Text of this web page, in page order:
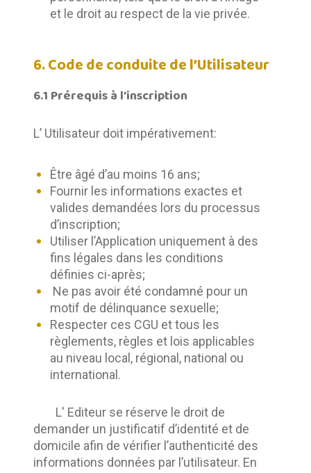
et le droit au respect de la vie privée.
6. Code de conduite de l’Utilisateur
6.1 Prérequis à l’inscription
L’ Utilisateur doit impérativement:
Être âgé d’au moins 16 ans;
Fournir les informations exactes et
valides demandées lors du processus
d’inscription;
Utiliser l’Application uniquement à des
fins légales dans les conditions
définies ci-après;
Ne pas avoir été condamné pour un
motif de délinquance sexuelle;
Respecter ces CGU et tous les
règlements, règles et lois applicables
au niveau local, régional, national ou
international.
demander un justificatif d’identité et de
domicile afin de vérifier l’authenticité des
informations données par l’utilisateur. En